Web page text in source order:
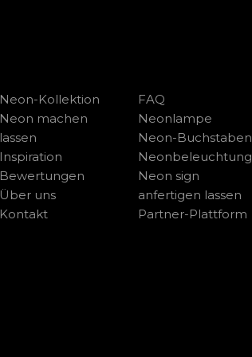
Neon-Kollektion
Neon machen
lassen
Inspiration
Bewertungen
Über uns
Kontakt
FAQ
Neonlampe
Neon-Buchstaben
Neonbeleuchtung
Neon sign
anfertigen lassen
Partner-Plattform